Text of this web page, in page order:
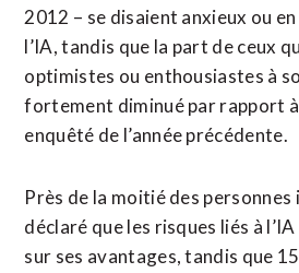
2012 – se disaient anxieux ou
l’IA, tandis que la part de ceux
optimistes ou enthousiastes à
fortement diminué ​par rapport
enquêté de l’année précédente.
Près de la moitié des
déclaré que les risques liés à
sur ses avantages, tandis que